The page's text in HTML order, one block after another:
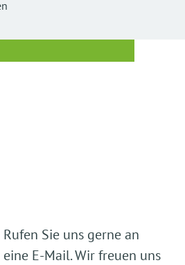
Sie uns gerne an
E-Mail. Wir freuen uns